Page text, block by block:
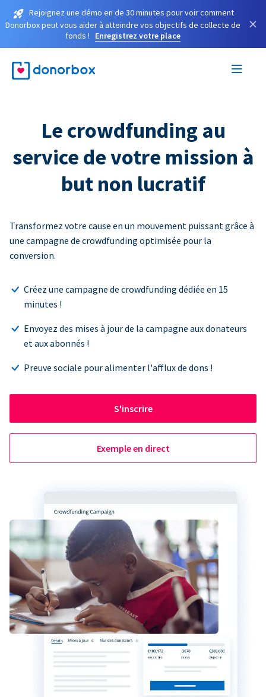
Rejoignez une démo en de 30 minutes pour voir comment
Donorbox peut vous aider à atteindre vos objectifs de collecte de
fonds !
Enregistrez votre place
×
Le crowdfunding au
service de votre mission à
but non lucratif
Transformez votre cause en un mouvement puissant grâce à
une campagne de crowdfunding optimisée pour la
conversion.
Créez une campagne de crowdfunding dédiée en 15
minutes !
Envoyez des mises à jour de la campagne aux donateurs
et aux abonnés !
Preuve sociale pour alimenter l'afflux de dons !
S'inscrire
Exemple en direct